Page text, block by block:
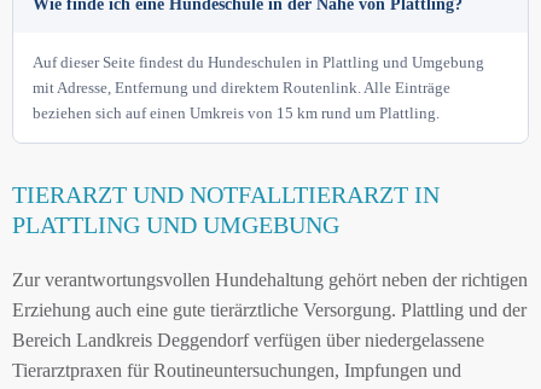
Wie finde ich eine Hundeschule in der Nähe von Plattling?
Auf dieser Seite findest du Hundeschulen in Plattling und Umgebung
mit Adresse, Entfernung und direktem Routenlink. Alle Einträge
beziehen sich auf einen Umkreis von 15 km rund um Plattling.
TIERARZT UND NOTFALLTIERARZT IN
PLATTLING UND UMGEBUNG
Zur verantwortungsvollen Hundehaltung gehört neben der richtigen
Erziehung auch eine gute tierärztliche Versorgung. Plattling und der
Bereich Landkreis Deggendorf verfügen über niedergelassene
Tierarztpraxen für Routineuntersuchungen, Impfungen und